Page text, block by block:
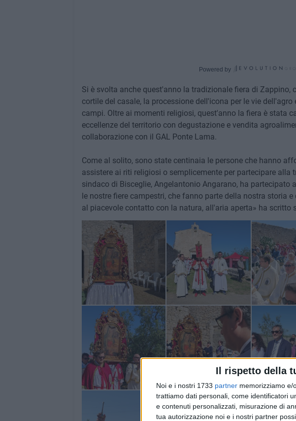
Il rispetto della
Noi e i nostri 1733 partner memorizziamo e/
trattiamo dati personali, come identificatori
e contenuti personalizzati, misurazione di
tua autorizzazione noi e i nostri partner
Powered by
Si è svolta anche quest'anno la tradizionale fiera di Zappino,
cortile del casale, la processione dell'icona per le vie
campi. Oltre ai momenti religiosi, quest'anno la fiera è stata
eccellenze del territorio con degustazione e vendita
collaborazione con il GAL Ponte Lama.
Come al solito, sono state centinaia le persone che hanno
assistere ai riti religiosi o semplicemente per partecipare alla
sindaco di Bisceglie, Angelantonio Angarano, ha partecipato
le nostre fiere campestri, che fanno parte della nostra storia
al piacevole contatto con la natura, all'aria aperta» ha scritto